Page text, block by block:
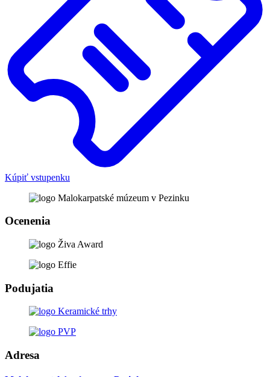
Kúpiť vstupenku
Ocenenia
Podujatia
Adresa